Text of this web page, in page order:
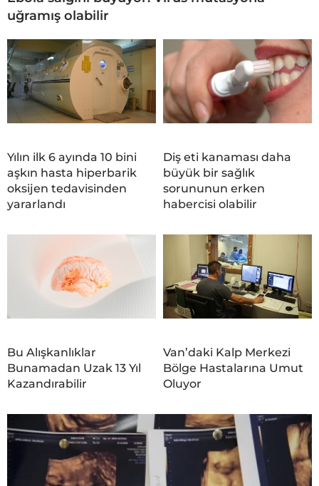
uğramış olabilir
Yılın ilk 6 ayında 10 bini
aşkın hasta hiperbarik
oksijen tedavisinden
yararlandı
Diş eti kanaması daha
büyük bir sağlık
sorununun erken
habercisi olabilir
Bu Alışkanlıklar
Bunamadan Uzak 13 Yıl
Kazandırabilir
Van’daki Kalp Merkezi
Bölge Hastalarına Umut
Oluyor